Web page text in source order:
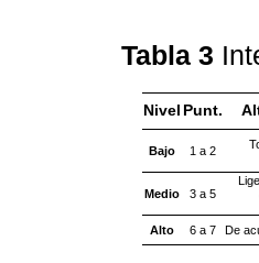
Tabla 3
Nivel Punt.
Bajo 1 a 2
Medio 3 a 5
Alto 6 a 7 De